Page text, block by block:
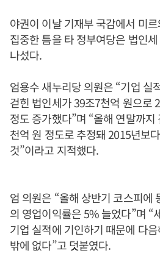
야권이 이날 기재부 국감에서 미
집중한 틈을 타 정부여당은 법인
나섰다.
엄용수 새누리당 의원은 “기업 실
걷힌 법인세가 39조7천억 원으로
정도 증가했다”며 “올해 연말까
천억 원 정도로 추정돼 2015년보
것”이라고 지적했다.
엄 의원은 “올해 상반기 코스피에
의 영업이익률은 5% 늘었다”며 “
기업 실적에 기인하기 때문에 다
밖에 없다”고 덧붙였다.